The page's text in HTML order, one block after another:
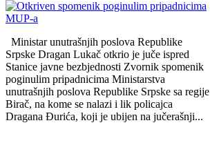
Ministar unutrašnjih poslova Republike
Srpske Dragan Lukač otkrio je juče ispred
Stanice javne bezbjednosti Zvornik spomenik
poginulim pripadnicima Ministarstva
unutrašnjih poslova Republike Srpske sa regije
Birač, na kome se nalazi i lik policajca
Dragana Đurića, koji je ubijen na jučerašnji...